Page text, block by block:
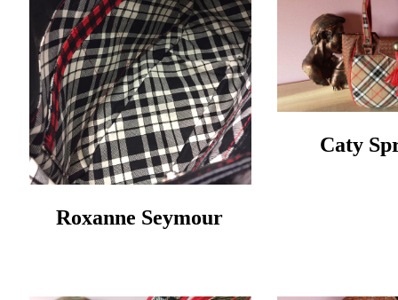
Roxanne Seymour
Caty